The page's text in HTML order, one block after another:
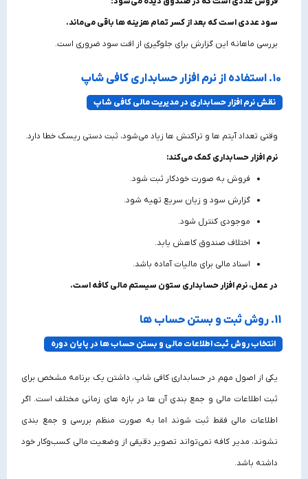
سود عددی است که بعد از کسر تمام هزینه‌ ها باقی می‌ماند.
بررسی ماهانه این گزارش برای جلوگیری از افت سود ضروری است.
۱۰. استفاده از نرم افزار حسابداری کافی شاپ
نقش نرم‌ افزار حسابداری در مدیریت مالی کافی شاپ
وقتی تعداد آیتم‌ ها و تراکنش‌ ها زیاد می‌شود، ثبت دستی ریسک خطا دارد.
نرم‌ افزار حسابداری کمک می‌کند:
فروش به‌ صورت خودکار ثبت شود.
گزارش سود و زیان سریع تهیه شود.
موجودی کنترل شود.
اختلاف صندوق کاهش یابد.
اسناد مالی برای مالیات آماده باشد.
در عمل، نرم‌ افزار حسابداری ستون سیستم مالی کافه است.
11. روش ثبت و بستن حساب‌ ها
انتخاب روش ثبت اطلاعات مالی و بستن حساب‌ ها در پایان دوره
یکی از اصول مهم در حسابداری کافی شاپ، داشتن یک برنامه مشخص برای
ثبت اطلاعات مالی و جمع‌ بندی آن‌ ها در بازه‌ های زمانی مختلف است. اگر
اطلاعات مالی فقط ثبت شوند اما به‌ صورت منظم بررسی و جمع‌ بندی
نشوند، مدیر کافه نمی‌تواند تصویر دقیقی از وضعیت مالی کسب‌وکار خود
داشته باشد.